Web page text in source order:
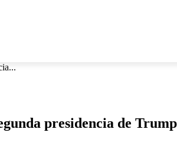
presidencia de Trump